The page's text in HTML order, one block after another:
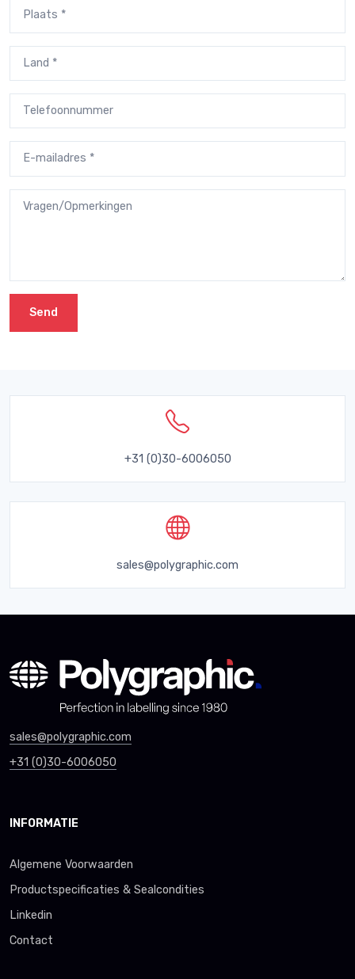
Send
+31 (0)30-6006050
sales@polygraphic.com
sales@polygraphic.com
+31 (0)30-6006050
INFORMATIE
Algemene Voorwaarden
Productspecificaties & Sealcondities
Linkedin
Contact